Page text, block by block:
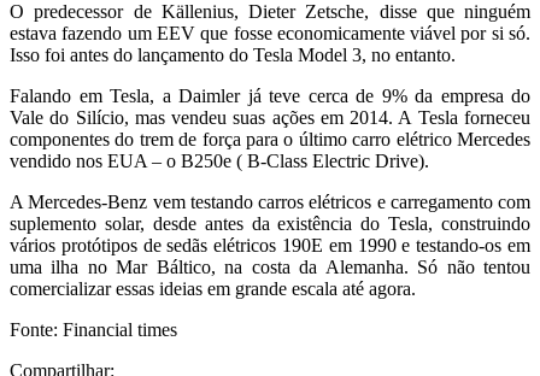
O predecessor de Källenius, Dieter Zetsche, disse que ninguém
estava fazendo um EEV que fosse economicamente viável por si só.
Isso foi antes do lançamento do Tesla Model 3, no entanto.
Falando em Tesla, a Daimler já teve cerca de 9% da empresa do
Vale do Silício, mas vendeu suas ações em 2014. A Tesla forneceu
componentes do trem de força para o último carro elétrico Mercedes
vendido nos EUA – o B250e ( B-Class Electric Drive).
A Mercedes-Benz vem testando carros elétricos e carregamento com
suplemento solar, desde antes da existência do Tesla, construindo
vários protótipos de sedãs elétricos 190E em 1990 e testando-os em
uma ilha no Mar Báltico, na costa da Alemanha. Só não tentou
comercializar essas ideias em grande escala até agora.
Fonte: Financial times
Compartilhar: